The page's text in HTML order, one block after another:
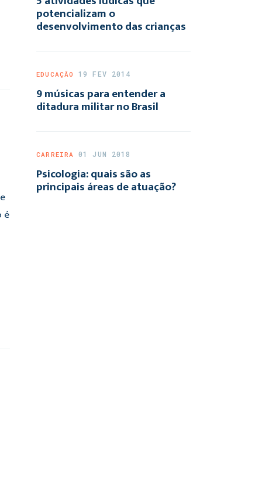
é
potencializam o
desenvolvimento das crianças
EDUCAÇÃO 19 FEV 2014
9 músicas para entender a
ditadura militar no Brasil
CARREIRA 01 JUN 2018
Psicologia: quais são as
principais áreas de atuação?